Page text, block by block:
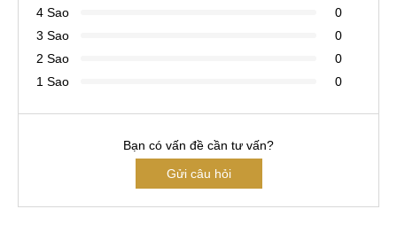
4 Sao
0
3 Sao
0
2 Sao
0
1 Sao
0
Bạn có vấn đề cần tư vấn?
Gửi câu hỏi